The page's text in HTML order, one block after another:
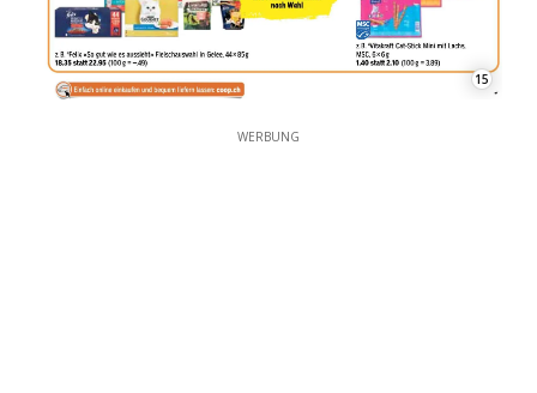
15
WERBUNG